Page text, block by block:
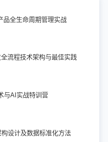
品全生命周期管理实战
流程技术架构与最佳实践
与AI实战特训营
设计及数据标准化方法